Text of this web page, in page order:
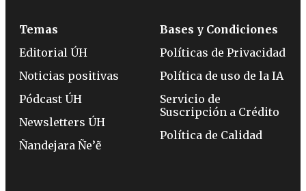
Temas
Editorial ÚH
Noticias positivas
Pódcast ÚH
Newsletters ÚH
Ñandejara Ñe’ẽ
Bases y Condiciones
Políticas de Privacidad
Política de uso de la IA
Servicio de
Suscripción a Crédito
Política de Calidad